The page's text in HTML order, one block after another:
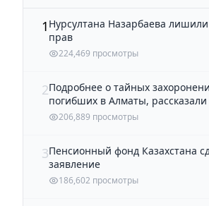
1 Нурсултана Назарбаева
прав
224,469 просмотры
2Подробнее о тайных
погибших в Алматы,
206,889 просмотры
3Пенсионный фонд Казахстана
заявление
186,602 просмотры